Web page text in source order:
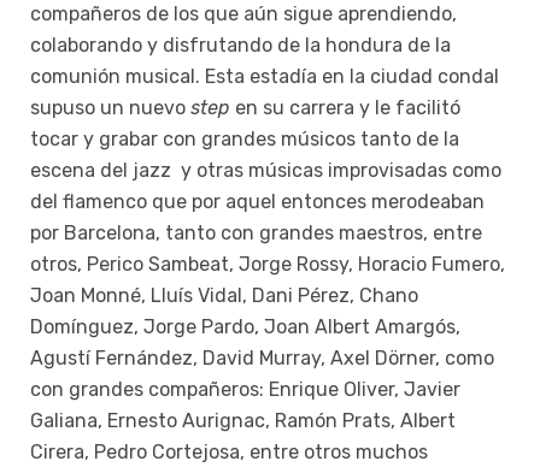
compañeros de los que aún sigue aprendiendo,
colaborando y disfrutando de la hondura de la
comunión musical. Esta estadía en la ciudad condal
supuso un nuevo step en su carrera y le facilitó
tocar y grabar con grandes músicos tanto de la
escena del jazz y otras músicas improvisadas como
del flamenco que por aquel entonces merodeaban
por Barcelona, tanto con grandes maestros, entre
otros, Perico Sambeat, Jorge Rossy, Horacio Fumero,
Joan Monné, Lluís Vidal, Dani Pérez, Chano
Domínguez, Jorge Pardo, Joan Albert Amargós,
Agustí Fernández, David Murray, Axel Dörner, como
con grandes compañeros: Enrique Oliver, Javier
Galiana, Ernesto Aurignac, Ramón Prats, Albert
Cirera, Pedro Cortejosa, entre otros muchos